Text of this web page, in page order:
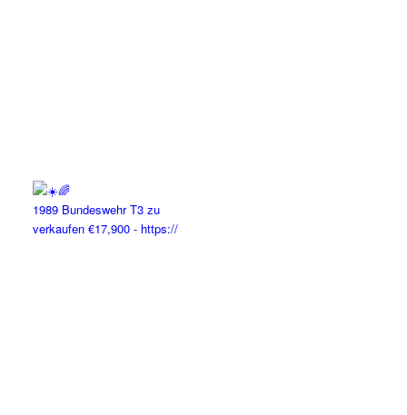
1989 Bundeswehr T3 zu
verkaufen €17,900 - https://